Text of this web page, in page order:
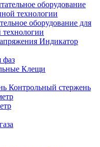
оборудование для
Индикатор
фаз
Клещи
Контрольный стержень